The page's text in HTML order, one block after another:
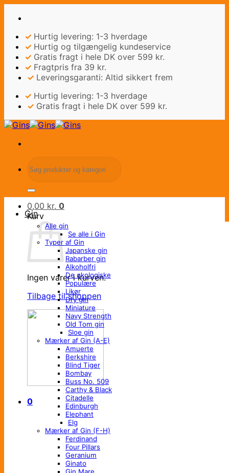
✓ Hurtig levering: 1-3 hverdage
✓ Hurtig og tilgængelig kundeservice
✓ Gratis fragt i hele DK over 599 kr.
✓ Fragtpris fra 39 kr.
✓ Leveringsgaranti: Altid sikkert frem
✓ Hurtig levering: 1-3 hverdage
✓ Gratis fragt i hele DK over 599 kr.
efter:
0,00 kr. 0
Kurv
Ingen varer i kurven.
Tilbage til shoppen
0
Gin
Alle gin
Se alle i Gin
Typer af Gin
Japanske gin
Rabarber gin
Alkoholfri
De økologiske
Populære
Likør
Dry gin
Miniature
Navy Strength
Old Tom gin
Sloe gin
Mærker af Gin (A-E)
Amuerte
Berkshire
Blind Tiger
Bombay
Buss No. 509
Carthy & Black
Citadelle
Edinburgh
Elephant
Elg
Mærker af Gin (F-H)
Ferdinand
Four Pillars
Geranium
Ginato